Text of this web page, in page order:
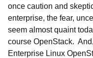
once caution and
enterprise, the fear,
seem almost quaint
course OpenStack.
Enterprise Linux